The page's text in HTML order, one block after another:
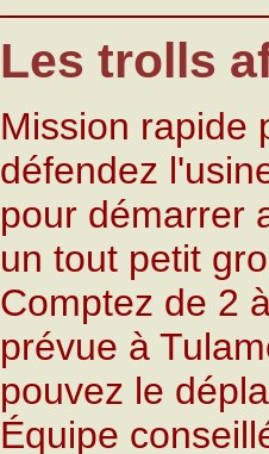
Les trolls
Mission rapide
défendez
pour démarrer
un tout petit
Comptez de 2
prévue à
pouvez le
Équipe